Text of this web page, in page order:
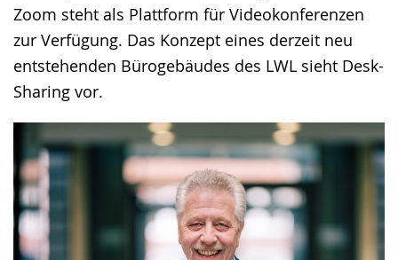
Zoom steht als Plattform für Videokonferenzen
zur Verfügung. Das Konzept eines derzeit neu
entstehenden Bürogebäudes des LWL sieht Desk-
Sharing vor.